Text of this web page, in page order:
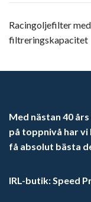
Racingoljefilter
filtreringskapacitet
Med nästan 40
på toppnivå har
få absolut bästa
IRL-butik: Speed